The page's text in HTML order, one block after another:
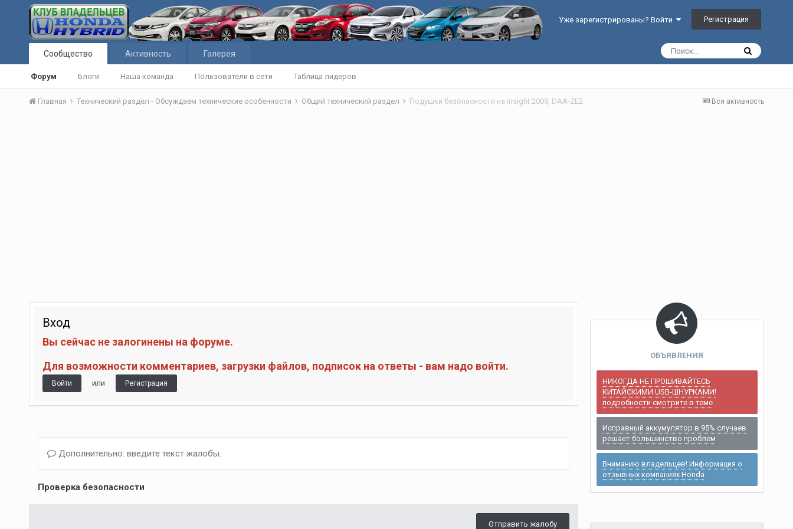
Уже зарегистрированы? Войти Регистрация
Сообщество
Форум Блоги Наша команда Пользователи в сети Таблица лидеров
Активность Галерея
Вся активность
Главная Технический раздел - Обсуждаем технические особенности Общий технический раздел Подушки безопасности на insight 2009, DAA-ZE2
Вход
Вы сейчас не залогинены на форуме.
Для возможности комментариев, загрузки файлов, подписок на ответы - вам надо войти.
Войти или Регистрация
Дополнительно: введите текст жалобы.
Проверка безопасности
Отправить жалобу
ОБЪЯВЛЕНИЯ
НИКОГДА НЕ ПРОШИВАЙТЕСЬ
КИТАЙСКИМИ USB-ШНУРКАМИ!
подробности смотрите в теме
Исправный аккумулятор в 95% случаев
решает большинство проблем
Вниманию владельцев! Информация о
отзывных компаниях Honda